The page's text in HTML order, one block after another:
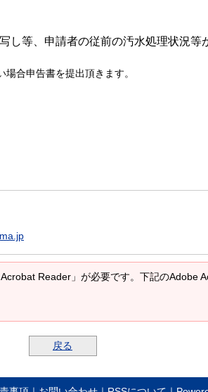
し等、申請者の従前の汚水処理状況等
合申告書を提出頂きます。
Reader」が必要です。下記のAdobe
戻る